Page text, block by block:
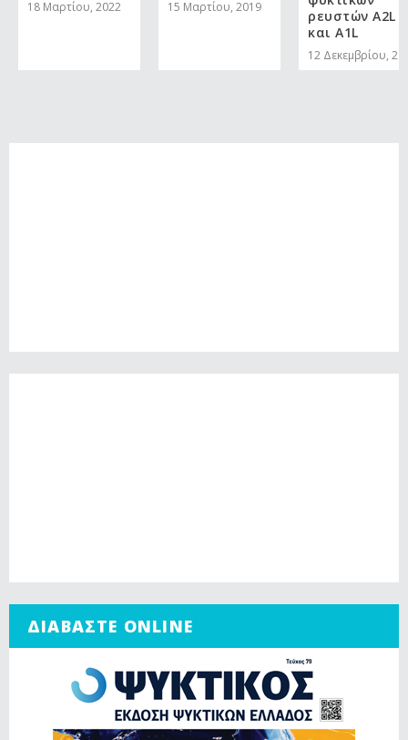
18 Μαρτίου, 2022 15 Μαρτίου, 2019
ρευστών A2L
και A1L
12 Δεκεμβρίου,
ΔΙΑΒΑΣΤΕ ONLINE